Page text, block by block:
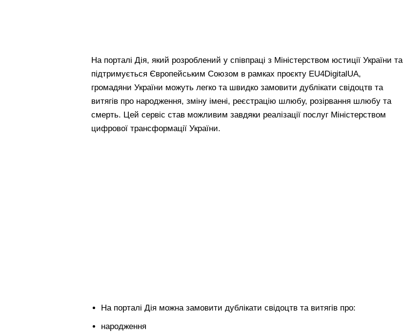
На порталі Дія, який розроблений у співпраці з Міністерством юстиції України та
підтримується Європейським Союзом в рамках проєкту EU4DigitalUA,
громадяни України можуть легко та швидко замовити дублікати свідоцтв та
витягів про народження, зміну імені, реєстрацію шлюбу, розірвання шлюбу та
смерть. Цей сервіс став можливим завдяки реалізації послуг Міністерством
цифрової трансформації України.
На порталі Дія можна замовити дублікати свідоцтв та витягів про:
народження